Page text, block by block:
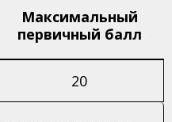
Максимальный
первичный балл
20